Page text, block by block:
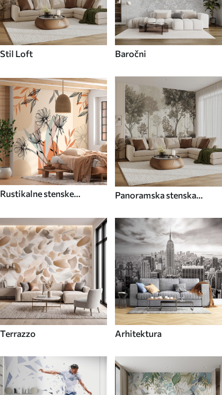
Stil Loft Baročni
Rustikalne stenske
Panoramska stenska
Terrazzo Arhitektura